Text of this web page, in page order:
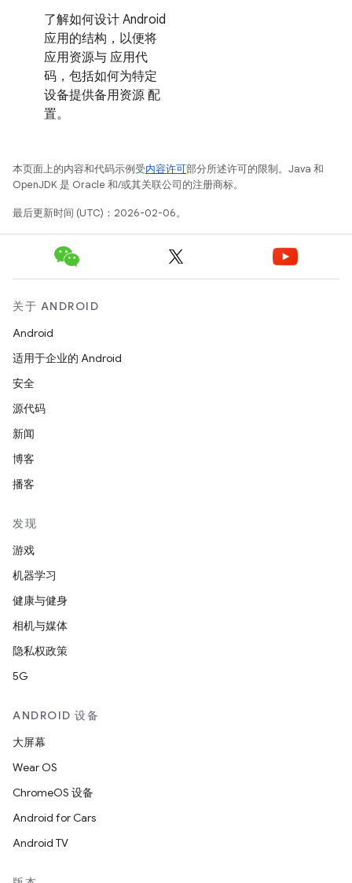
了解如何设计 Android
应用的结构，以便将
应用资源与 应用代
码，包括如何为特定
设备提供备用资源 配
置。
本页面上的内容和代码示例受内容许可部分所述许可的限制。Java 和
OpenJDK 是 Oracle 和/或其关联公司的注册商标。
最后更新时间 (UTC)：2026-02-06。
关于 ANDROID
Android
适用于企业的 Android
安全
源代码
新闻
博客
播客
发现
游戏
机器学习
健康与健身
相机与媒体
隐私权政策
5G
ANDROID 设备
大屏幕
Wear OS
ChromeOS 设备
Android for Cars
Android TV